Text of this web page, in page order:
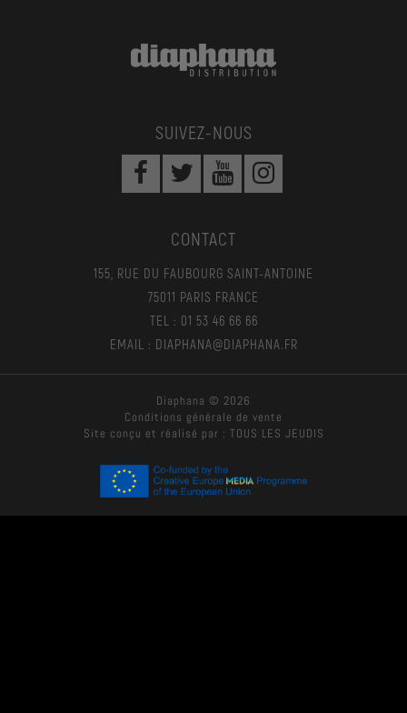
SUIVEZ-NOUS
CONTACT
155, RUE DU FAUBOURG SAINT-ANTOINE
75011 PARIS FRANCE
TEL : 01 53 46 66 66
EMAIL : DIAPHANA@DIAPHANA.FR
Diaphana © 2026
Conditions générale de vente
Site conçu et réalisé par : TOUS LES JEUDIS